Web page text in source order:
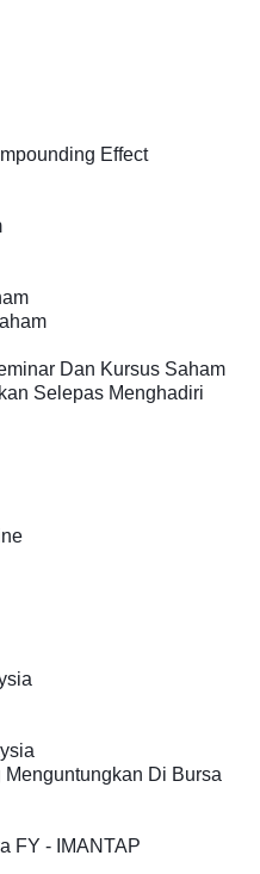
Effect
Dan Kursus Saham
Selepas Menghadiri
Di Bursa
FY - IMANTAP